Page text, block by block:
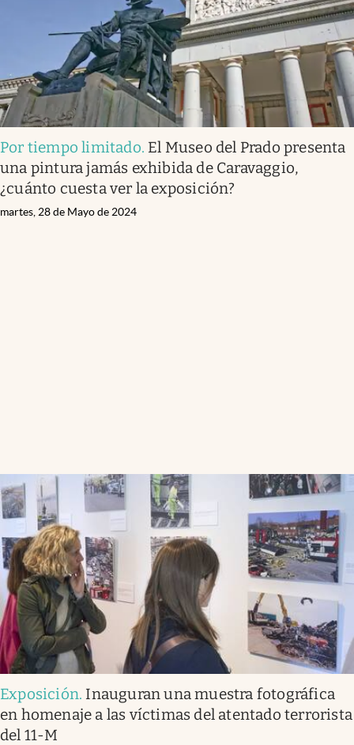
Por tiempo limitado. El Museo del Prado presenta
una pintura jamás exhibida de Caravaggio,
¿cuánto cuesta ver la exposición?
martes, 28 de Mayo de 2024
Exposición. Inauguran una muestra fotográfica
en homenaje a las víctimas del atentado terrorista
del 11-M